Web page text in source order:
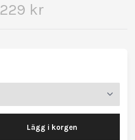
229 kr
Lägg i korgen